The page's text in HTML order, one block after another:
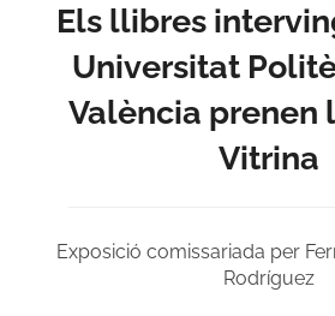
Els llibres
Universitat
València prenen
Vitrina
Exposició comissariada per
Rodríguez